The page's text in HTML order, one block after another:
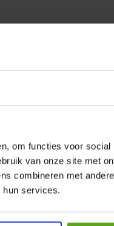
om functies voor
van onze site met
combineren met
hun services.